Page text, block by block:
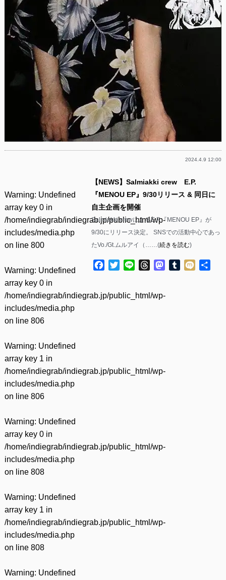
2024.4.9 12:00
Warning: Undefined
array key 0 in
/home/indiegrab/indiegrab.jp/public_html/wp-
includes/media.php
on line 800
Warning: Undefined
array key 0 in
/home/indiegrab/indiegrab.jp/public_html/wp-
includes/media.php
on line 806
Warning: Undefined
array key 1 in
/home/indiegrab/indiegrab.jp/public_html/wp-
includes/media.php
on line 806
Warning: Undefined
array key 0 in
/home/indiegrab/indiegrab.jp/public_html/wp-
includes/media.php
on line 808
Warning: Undefined
array key 1 in
/home/indiegrab/indiegrab.jp/public_html/wp-
includes/media.php
on line 808
Warning: Undefined
【NEWS】Salmiakki crew E.P.
『MENOU EP』9/30リリース & 同日に
自主企画を開催
Salmiakki crewによるE.P.『MENOU EP』が
9/30にリリース決定。 SNSでの活動中心であっ
たVo./Gt.ムルアイ（……(続きを読む)
Facebook
TwitterLine ThreadsMastodon
Tumblr
Mixi